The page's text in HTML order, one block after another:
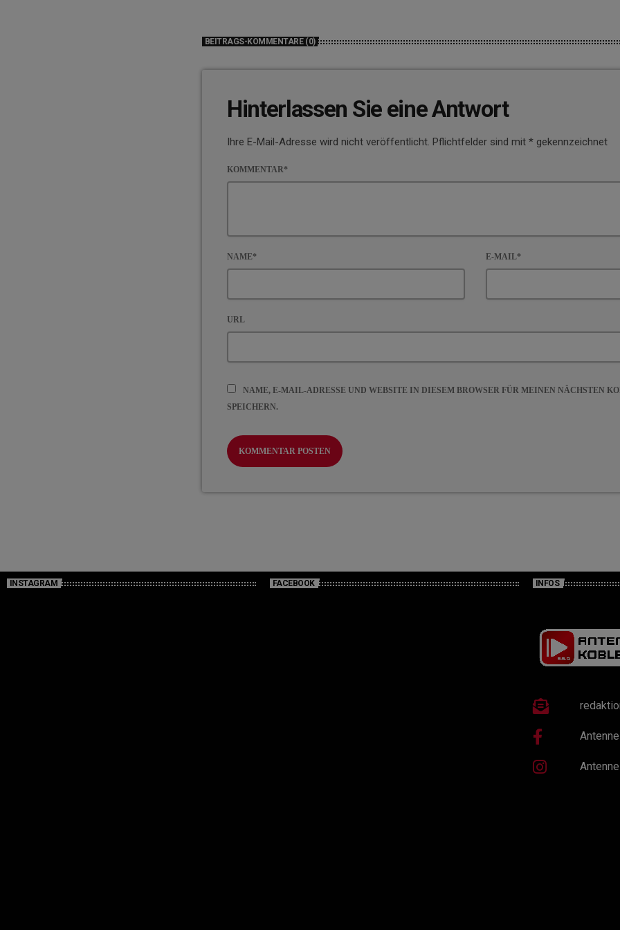
BEITRAGS-KOMMENTARE (0)
Hinterlassen Sie eine Antwort
Ihre E-Mail-Adresse wird nicht veröffentlicht. Pflichtfelder sind mit * gekennzeichnet
KOMMENTAR*
NAME* E-MAIL*
URL
NAME, E-MAIL-ADRESSE UND WEBSITE IN DIESEM BROWSER FÜR MEINEN NÄCHSTEN
SPEICHERN.
INSTAGRAM FACEBOOK INFOS